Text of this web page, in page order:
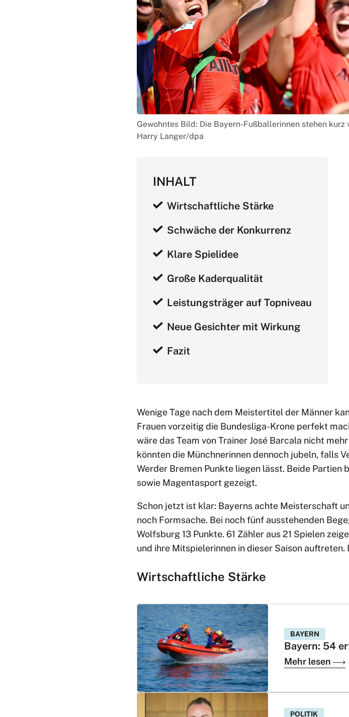
Gewohntes Bild: Die Bayern-Fußballerinnen stehen
Harry Langer/dpa
INHALT
Wirtschaftliche Stärke
Schwäche der Konkurrenz
Klare Spielidee
Große Kaderqualität
Leistungsträger auf Topniveau
Neue Gesichter mit Wirkung
Fazit
Wenige Tage nach dem Meistertitel der Männer
Frauen vorzeitig die Bundesliga-Krone perfekt
wäre das Team von Trainer José Barcala nicht
könnten die Münchnerinnen dennoch jubeln, falls
Werder Bremen Punkte liegen lässt. Beide Partien
sowie Magentasport gezeigt.
Schon jetzt ist klar: Bayerns achte Meisterschaft
noch Formsache. Bei noch fünf ausstehenden
Wolfsburg 13 Punkte. 61 Zähler aus 21 Spielen
und ihre Mitspielerinnen in dieser Saison
Wirtschaftliche Stärke
BAYERN
Bayern: 54
Mehr lesen
POLITIK